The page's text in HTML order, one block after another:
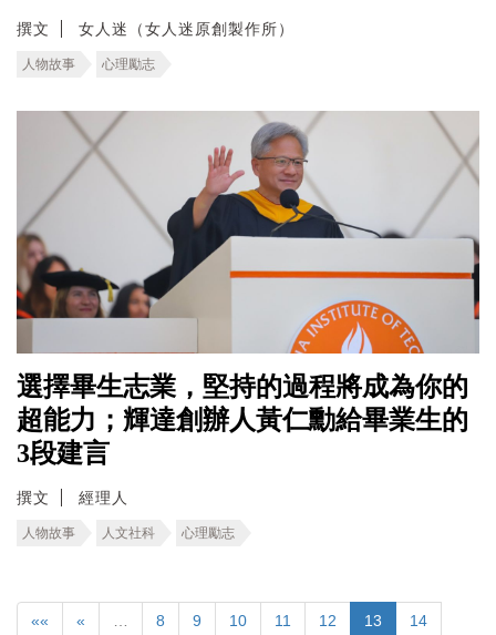
撰文 女人迷（女人迷原創製作所）
人物故事 心理勵志
選擇畢生志業，堅持的過程將成為你的
超能力；輝達創辦人黃仁勳給畢業生的
3段建言
撰文 經理人
人物故事 人文社科 心理勵志
«« « 8 9 10 11 12 13 14